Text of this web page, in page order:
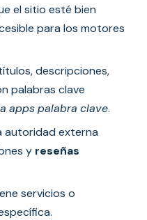
el sitio esté bien
para los motores
descripciones,
palabras clave
apps palabra clave.
autoridad externa
y reseñas
servicios o